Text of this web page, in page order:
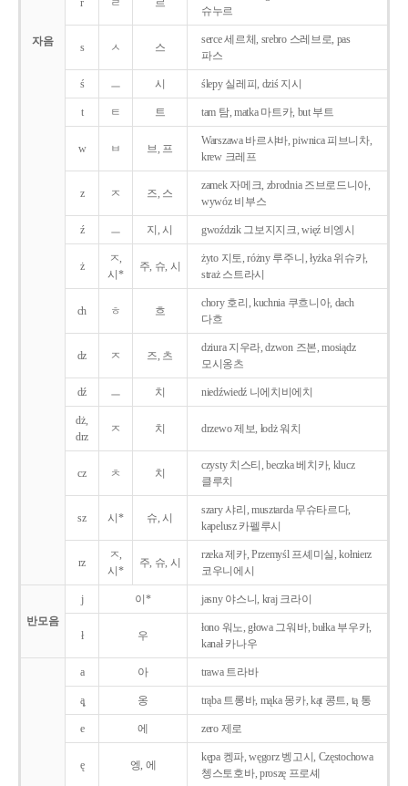
자음
r ㄹ 르
슈누르
s ㅅ 스
serce 세르체, srebro 스레브로, pas
파스
ś ㅡ 시 ślepy 실레피, dziś 지시
t ㅌ 트 tam 탐, matka 마트카, but 부트
w ㅂ 브, 프
Warszawa 바르샤바, piwnica 피브니차,
krew 크레프
z ㅈ 즈, 스
zamek 자메크, zbrodnia 즈브로드니아,
wywóz 비부스
ź ㅡ 지, 시 gwoździk 그보지지크, więź 비엥시
ż
ㅈ,
시*
주, 슈, 시
żyto 지토, różny 루주니, łyżka 위슈카,
straż 스트라시
ch ㅎ 흐
chory 호리, kuchnia 쿠흐니아, dach
다흐
dz ㅈ 즈, 츠
dziura 지우라, dzwon 즈본, mosiądz
모시옹츠
dź ㅡ 치 niedźwiedź 니에치비에치
dż,
drz
ㅈ 치 drzewo 제보, łodż 워치
cz ㅊ 치
czysty 치스티, beczka 베치카, klucz
클루치
sz 시* 슈, 시
szary 샤리, musztarda 무슈타르다,
kapelusz 카펠루시
rz
ㅈ,
시*
주, 슈, 시
rzeka 제카, Przemyśl 프셰미실, kołnierz
코우니에시
반모음
j 이* jasny 야스니, kraj 크라이
ł 우
łono 워노, głowa 그워바, bułka 부우카,
kanał 카나우
a 아 trawa 트라바
ą̨ 옹 trąba 트롱바, mąka 몽카, kąt 콩트, tą 통
e 에 zero 제로
ę 엥, 에
kępa 켕파, węgorz 벵고시, Częstochowa
쳉스토호바, proszę 프로셰